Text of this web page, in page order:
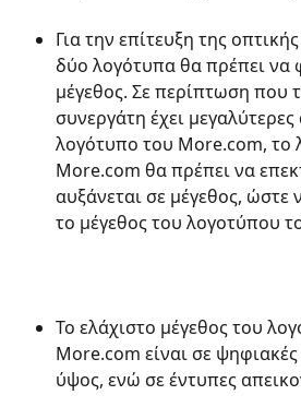
Για την επίτευξη της
δύο λογότυπα θα πρέπει να
μέγεθος. Σε περίπτωση που
συνεργάτη έχει
λογότυπο του More.com, το
More.com θα πρέπει να
αυξάνεται σε μέγεθος, ώστε
το μέγεθος του λογοτύπου
Το ελάχιστο μέγεθος του
More.com είναι σε ψηφιακές
ύψος, ενώ σε έντυπες